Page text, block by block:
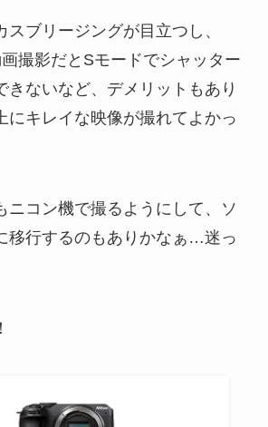
スブリージングが目立つし、
撮影だとSモードでシャッター
きないなど、デメリットもあり
にキレイな映像が撮れてよかっ
ニコン機で撮るようにして、ソ
移行するのもありかなぁ…迷っ